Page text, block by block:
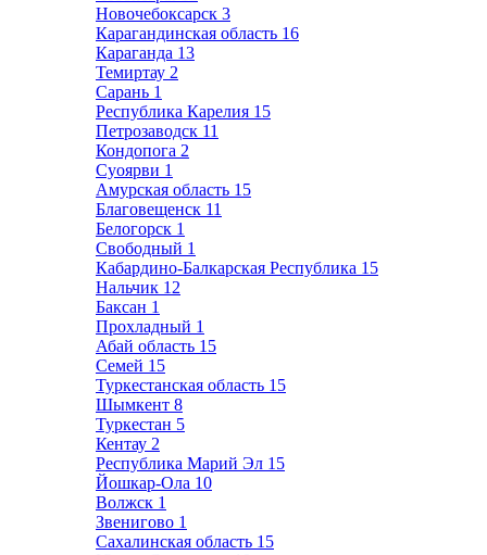
Новочебоксарск 3
Карагандинская область 16
Караганда 13
Темиртау 2
Сарань 1
Республика Карелия 15
Петрозаводск 11
Кондопога 2
Суоярви 1
Амурская область 15
Благовещенск 11
Белогорск 1
Свободный 1
Кабардино-Балкарская Республика 15
Нальчик 12
Баксан 1
Прохладный 1
Абай область 15
Семей 15
Туркестанская область 15
Шымкент 8
Туркестан 5
Кентау 2
Республика Марий Эл 15
Йошкар-Ола 10
Волжск 1
Звенигово 1
Сахалинская область 15